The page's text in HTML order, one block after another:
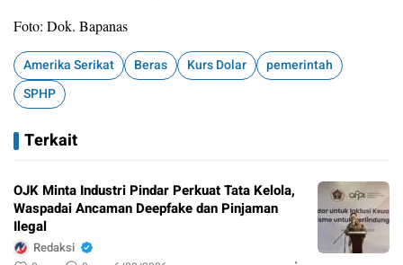
Foto: Dok. Bapanas
Amerika Serikat Beras Kurs Dolar
pemerintah
SPHP
Terkait
OJK Minta Industri Pindar Perkuat Tata Kelola,
Waspadai Ancaman Deepfake dan Pinjaman
Ilegal
Redaksi